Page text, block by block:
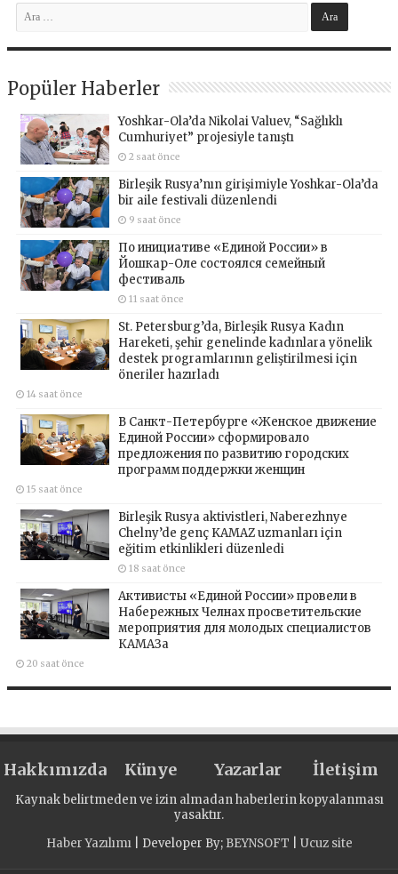
Popüler Haberler
Yoshkar-Ola’da Nikolai Valuev, “Sağlıklı
Cumhuriyet” projesiyle tanıştı
2 saat önce
Birleşik Rusya’nın girişimiyle Yoshkar-Ola’da
bir aile festivali düzenlendi
9 saat önce
По инициативе «Единой России» в
Йошкар-Оле состоялся семейный
фестиваль
11 saat önce
St. Petersburg’da, Birleşik Rusya Kadın
Hareketi, şehir genelinde kadınlara yönelik
destek programlarının geliştirilmesi için
öneriler hazırladı
14 saat önce
В Санкт-Петербурге «Женское движение
Единой России» сформировало
предложения по развитию городских
программ поддержки женщин
15 saat önce
Birleşik Rusya aktivistleri, Naberezhnye
Chelny’de genç KAMAZ uzmanları için
eğitim etkinlikleri düzenledi
18 saat önce
Активисты «Единой России» провели в
Набережных Челнах просветительские
мероприятия для молодых специалистов
КАМАЗа
20 saat önce
Hakkımızda Künye Yazarlar İletişim
Kaynak belirtmeden ve izin almadan haberlerin kopyalanması
yasaktır.
Haber Yazılımı| Developer By; BEYNSOFT Ucuz site